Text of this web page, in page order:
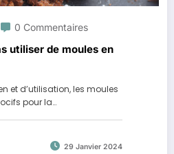
0 Commentaires
utiliser de moules en
et d’utilisation, les moules
pour la…
29 Janvier 2024